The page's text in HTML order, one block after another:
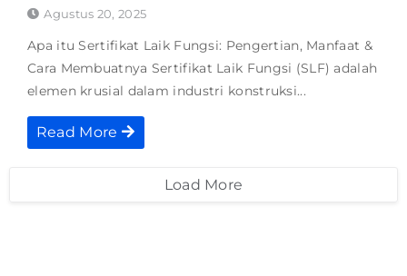
Agustus 20, 2025
Apa itu Sertifikat Laik Fungsi: Pengertian, Manfaat &
Cara Membuatnya Sertifikat Laik Fungsi (SLF) adalah
elemen krusial dalam industri konstruksi...
Read More
Load More